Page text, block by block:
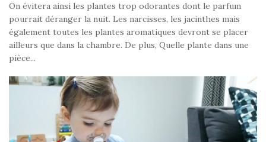
On évitera ainsi les plantes trop odorantes dont le parfum
pourrait déranger la nuit. Les narcisses, les jacinthes mais
également toutes les plantes aromatiques devront se placer
ailleurs que dans la chambre. De plus, Quelle plante dans une
pièce...